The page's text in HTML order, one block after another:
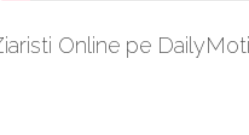
Online pe